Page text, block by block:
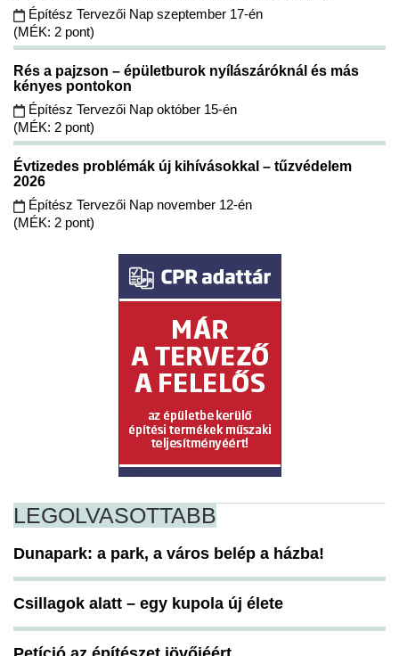
Építész Tervezői Nap szeptember 17-én
(MÉK: 2 pont)
Rés a pajzson – épületburok nyílászáróknál és más
kényes pontokon
Építész Tervezői Nap október 15-én
(MÉK: 2 pont)
Évtizedes problémák új kihívásokkal – tűzvédelem
2026
Építész Tervezői Nap november 12-én
(MÉK: 2 pont)
LEGOLVASOTTABB
Dunapark: a park, a város belép a házba!
Csillagok alatt – egy kupola új élete